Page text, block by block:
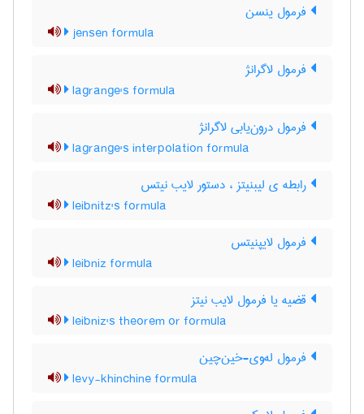
فرمول ینسن
jensen formula
فرمول لاگرانژ
lagrange's formula
فرمول درون‌یابی لاگرانژ
lagrange's interpolation formula
رابطه ی لیبنیتز ، دستور لایب نیتس
leibnitz's formula
فرمول لایپنیتس
leibniz formula
قضیه یا فرمول لایب نیتز
leibniz's theorem or formula
فرمول له‌وی-خین‌چین
levy-khinchine formula